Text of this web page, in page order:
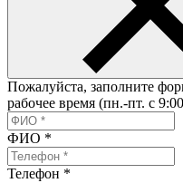
Пожалуйста, заполните
рабочее время (пн.-пт. с
ФИО *
Телефон *